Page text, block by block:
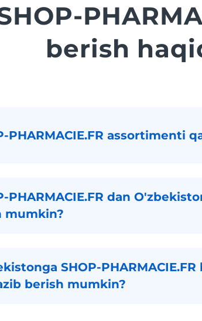
berish
PHARMACIE.FR assortimenti
PHARMACIE.FR dan
mumkin?
SHOP-
berish mumkin?